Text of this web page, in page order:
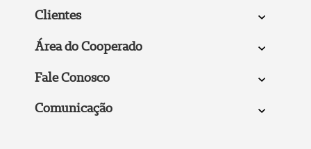
Clientes
Área do Cooperado
Fale Conosco
Comunicação